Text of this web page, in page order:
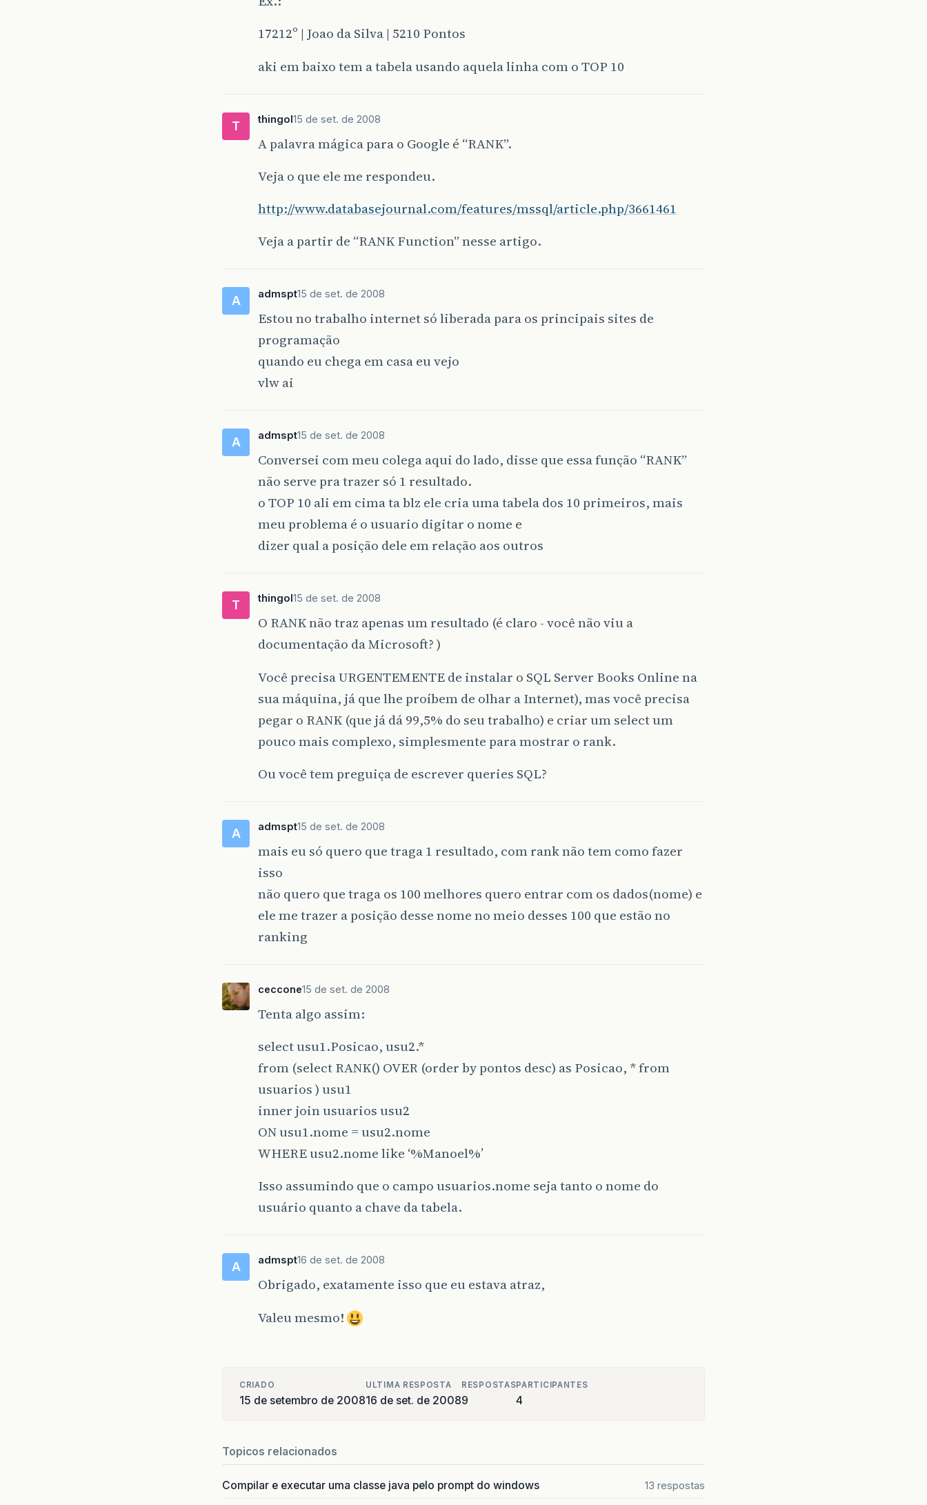
17212º | Joao da Silva | 5210 Pontos
aki em baixo tem a tabela usando aquela linha com o TOP 10
T thingol15 de set. de 2008
A palavra mágica para o Google é “RANK”.
Veja o que ele me respondeu.
http://www.databasejournal.com/features/mssql/article.php/3661461
Veja a partir de “RANK Function” nesse artigo.
A admspt15 de set. de 2008
Estou no trabalho internet só liberada para os principais sites de
programação
quando eu chega em casa eu vejo
vlw ai
A admspt15 de set. de 2008
Conversei com meu colega aqui do lado, disse que essa função “RANK”
não serve pra trazer só 1 resultado.
o TOP 10 ali em cima ta blz ele cria uma tabela dos 10 primeiros, mais
meu problema é o usuario digitar o nome e
dizer qual a posição dele em relação aos outros
T thingol15 de set. de 2008
O RANK não traz apenas um resultado (é claro - você não viu a
documentação da Microsoft? )
Você precisa URGENTEMENTE de instalar o SQL Server Books Online na
sua máquina, já que lhe proíbem de olhar a Internet), mas você precisa
pegar o RANK (que já dá 99,5% do seu trabalho) e criar um select um
pouco mais complexo, simplesmente para mostrar o rank.
Ou você tem preguiça de escrever queries SQL?
A admspt15 de set. de 2008
mais eu só quero que traga 1 resultado, com rank não tem como fazer
isso
não quero que traga os 100 melhores quero entrar com os dados(nome) e
ele me trazer a posição desse nome no meio desses 100 que estão no
ranking
ceccone15 de set. de 2008
Tenta algo assim:
select usu1.Posicao, usu2.*
from (select RANK() OVER (order by pontos desc) as Posicao, * from
usuarios ) usu1
inner join usuarios usu2
ON usu1.nome = usu2.nome
WHERE usu2.nome like ‘%Manoel%’
Isso assumindo que o campo usuarios.nome seja tanto o nome do
usuário quanto a chave da tabela.
A admspt16 de set. de 2008
Obrigado, exatamente isso que eu estava atraz,
Valeu mesmo!
CRIADO
15 de setembro de 2008
ULTIMA RESPOSTA
16 de set. de 2008
RESPOSTAS
9
PARTICIPANTES
4
Topicos relacionados
Compilar e executar uma classe java pelo prompt do windows 13 respostas